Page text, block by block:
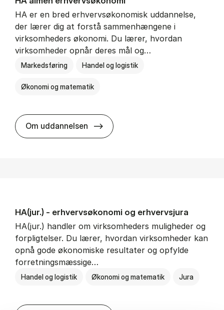
HA er en bred erhvervsøkonomisk uddannelse,
der lærer dig at forstå sammenhængene i
virksomheders økonomi. Du lærer, hvordan
virksomheder opnår deres mål og…
Markedsføring Handel og logistik
Økonomi og matematik
Om uddannelsen HA al­men erhvervs­økonomi
HA(jur.) - erhvervs­økonomi og erhvervs­jura
HA(jur.) handler om virksomheders muligheder og
forpligtelser. Du lærer, hvordan virksomheder kan
opnå gode økonomiske resultater og opfylde
forretningsmæssige…
Handel og logistik Økonomi og matematik Jura